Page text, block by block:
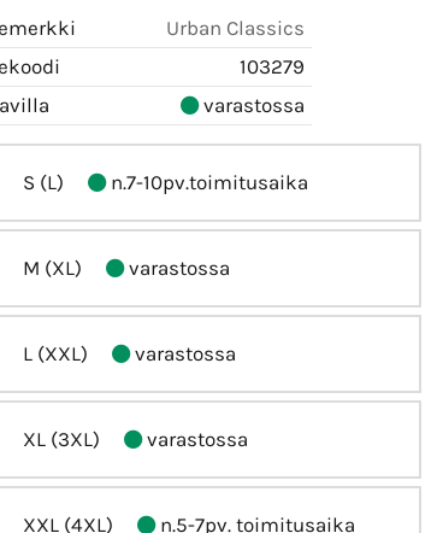
Urban Classics
103279
varastossa
S (L) n.7-10pv.toimitusaika
M (XL) varastossa
L (XXL) varastossa
XL (3XL) varastossa
XXL (4XL) n.5-7pv. toimitusaika